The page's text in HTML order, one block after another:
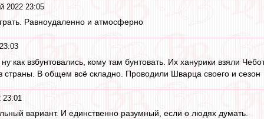
2022 23:05
Равноудаленно и атмосферно
как взбунтовались, кому там бунтовать. Их ханурики взяли
страны. В общем всё складно. Проводили Шварца своего и сезон
вариант. И единственно разумный, если о людях думать.